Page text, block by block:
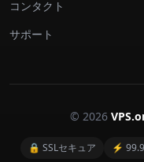
コンタクト
サポート
© 2026
🔒 SSLセキュア ⚡